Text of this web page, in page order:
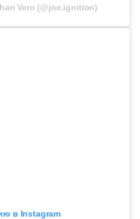
Vero (@joe.ignition)
в Instagram